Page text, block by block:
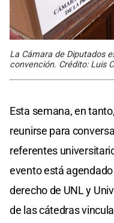
La Cámara de Diputados
convención. Crédito: Luis
Esta semana, en
reunirse para
referentes
evento está
derecho de UNL y
de las cátedras